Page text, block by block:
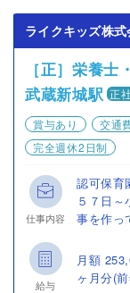
ライクキッズ株
［正］栄養
武蔵新城駅 正
賞与あり
交通
完全週休2日制
仕事内容
認可保育
５７日
事を作っ
給与
月額
ヶ月分(